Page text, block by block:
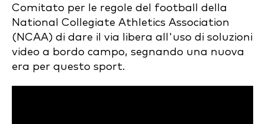
Comitato per le regole del football della
National Collegiate Athletics Association
(NCAA) di dare il via libera all'uso di soluzioni
video a bordo campo, segnando una nuova
era per questo sport.